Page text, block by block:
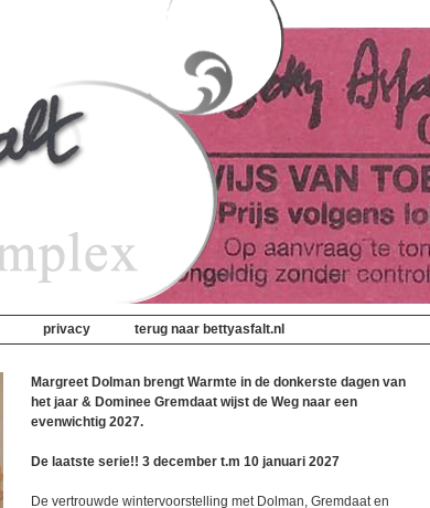
privacy terug naar bettyasfalt.nl
Margreet Dolman brengt Warmte in de donkerste dagen van
het jaar & Dominee Gremdaat wijst de Weg naar een
evenwichtig 2027.
De laatste serie!! 3 december t.m 10 januari 2027
De vertrouwde wintervoorstelling met Dolman, Gremdaat en